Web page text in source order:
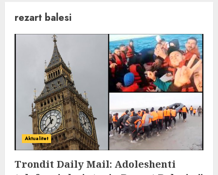
rezart balesi
Aktualitet
Trondit Daily Mail: Adoleshenti